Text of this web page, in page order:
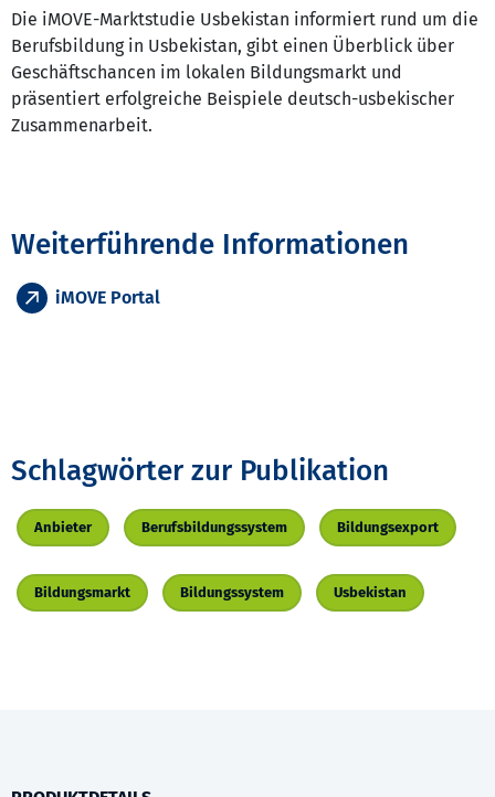
Die iMOVE-Marktstudie Usbekistan informiert rund um die
Berufsbildung in Usbekistan, gibt einen Überblick über
Geschäftschancen im lokalen Bildungsmarkt und
präsentiert erfolgreiche Beispiele deutsch-usbekischer
Zusammenarbeit.
Weiterführende Informationen
iMOVE Portal
Schlagwörter zur Publikation
Anbieter Berufsbildungssystem Bildungsexport
Bildungsmarkt Bildungssystem Usbekistan